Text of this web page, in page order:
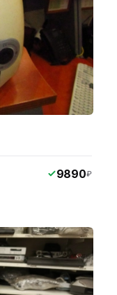
9890₽